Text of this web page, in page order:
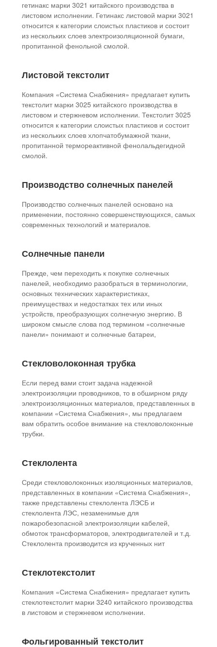
гетинакс марки 3021 китайского производства в
листовом исполнении. Гетинакс листовой марки 3021
относится к категории слоистых пластиков и состоит
из нескольких слоев электроизоляционной бумаги,
пропитанной фенольной смолой.
Листовой текстолит
Компания «Система Снабжения» предлагает купить
текстолит марки 3025 китайского производства в
листовом и стержневом исполнении. Текстолит 3025
относится к категории слоистых пластиков и состоит
из нескольких слоев хлопчатобумажной ткани,
пропитанной термореактивной фенолальдегидной
смолой.
Производство солнечных панелей
Производство солнечных панелей основано на
применении, постоянно совершенствующихся, самых
современных технологий и материалов.
Солнечные панели
Прежде, чем переходить к покупке солнечных
панелей, необходимо разобраться в терминологии,
основных технических характеристиках,
преимуществах и недостатках тех или иных
устройств, преобразующих солнечную энергию. В
широком смысле слова под термином «солнечные
панели» понимают и солнечные батареи,
Стекловолоконная трубка
Если перед вами стоит задача надежной
электроизоляции проводников, то в обширном ряду
электроизоляционных материалов, представленных в
компании «Система Снабжения», мы предлагаем
вам обратить особое внимание на стекловолоконные
трубки.
Стеклолента
Среди стекловолоконных изоляционных материалов,
представленных в компании «Система Снабжения»,
также представлены стеклолента ЛЭСБ и
стеклолента ЛЭС, незаменимые для
пожаробезопасной электроизоляции кабелей,
обмоток трансформаторов, электродвигателей и т.д.
Стеклолента производится из крученных нит
Стеклотекстолит
Компания «Система Снабжения» предлагает купить
стеклотекстолит марки 3240 китайского производства
в листовом и стержневом исполнении.
Фольгированный текстолит